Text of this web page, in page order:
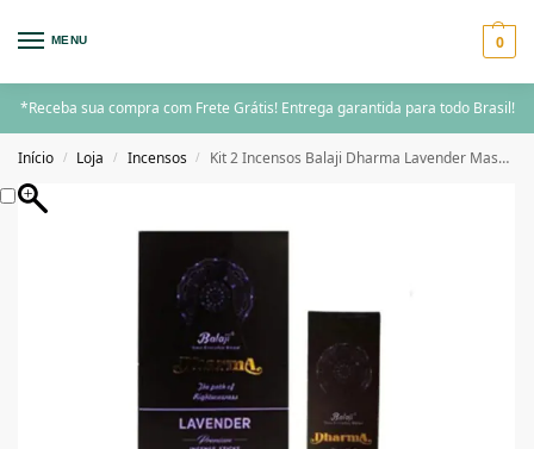
MENU 0
*Receba sua compra com Frete Grátis! Entrega garantida para todo Brasil!
Início / Loja / Incensos / Kit 2 Incensos Balaji Dharma Lavender Massala